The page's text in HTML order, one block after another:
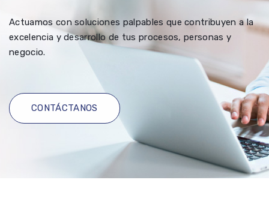
Actuamos con soluciones palpables que contribuyen a la
excelencia y desarrollo de tus procesos, personas y
negocio.
CONTÁCTANOS